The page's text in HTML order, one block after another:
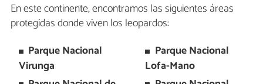
En este continente, encontramos las siguientes áreas
protegidas donde viven los leopardos:
Parque Nacional
Virunga
Parque Nacional
Lofa-Mano